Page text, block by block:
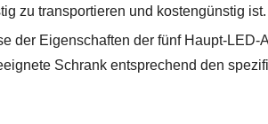
zu transportieren und kostengünstig ist.
der Eigenschaften der fünf Haupt-
Schrank entsprechend den